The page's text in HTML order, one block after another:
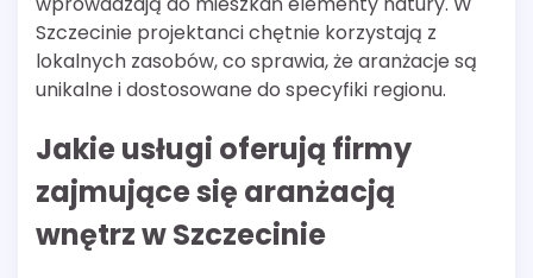
Szczecinie projektanci chętnie korzystają z
lokalnych zasobów, co sprawia, że aranżacje są
unikalne i dostosowane do specyfiki regionu.
Jakie usługi oferują firmy
zajmujące się aranżacją
wnętrz w Szczecinie